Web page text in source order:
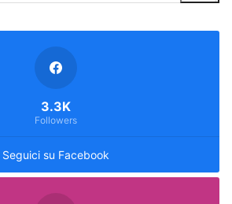
Seguici su Facebook
3.3K
Followers